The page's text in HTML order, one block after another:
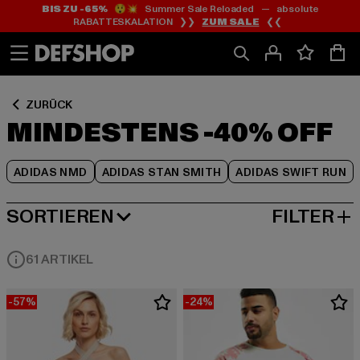
Zum
Inhalt
springen
Zum
Fußzeile
springen
BIS ZU -65%😲💥 Summer Sale Reloaded — absolute
RABATTESKALATION ❯❯ ZUM SALE ❮❮
ZURÜCK
MINDESTENS -40% OFF
ADIDAS NMD ADIDAS STAN SMITH ADIDAS SWIFT RUN
Zum
Produktraster
springen
SORTIEREN
NEUESTE FILTER
61 ARTIKEL
-57% -24%